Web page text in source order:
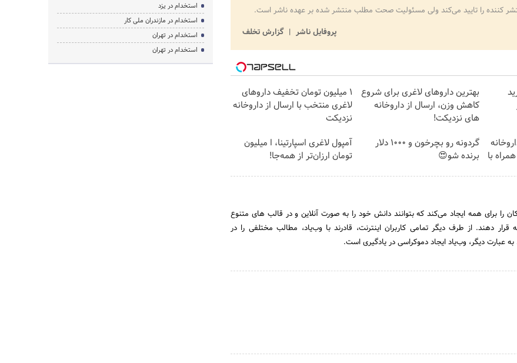
کننده را تایید می‌کند ولی مسئولیت صحت مطلب منتشر شده بر عهده ناشر است.
پروفایل ناشر
گزارش تخلف
بهترین داروهای لاغری برای شروع
کاهش وزن، ارسال از داروخانه
های نزدیکت!
۱ میلیون تومان تخفیف داروهای
لاغری منتخب با ارسال از داروخانه
نزدیکت
با
گردونه رو بچرخون و 1000 دلار
برنده شو😍
آمپول لاغری اسپارتینا، ا میلیون
تومان ارزان‌تر از همه‌جا!
را برای همه ایجاد می‌کند که بتوانند دانش خود را به صورت آنلاین و در قالب های متنوع
دهند. از طرف دیگر تمامی کاربران اینترنت، قادرند با وب‌یاد، مطالب مختلفی را در
عبارت دیگر، وب‌یاد ایجاد دموکراسی در یادگیری است.
استخدام در یزد
استخدام در مازندران ملی کار
استخدام در تهران
استخدام در تهران